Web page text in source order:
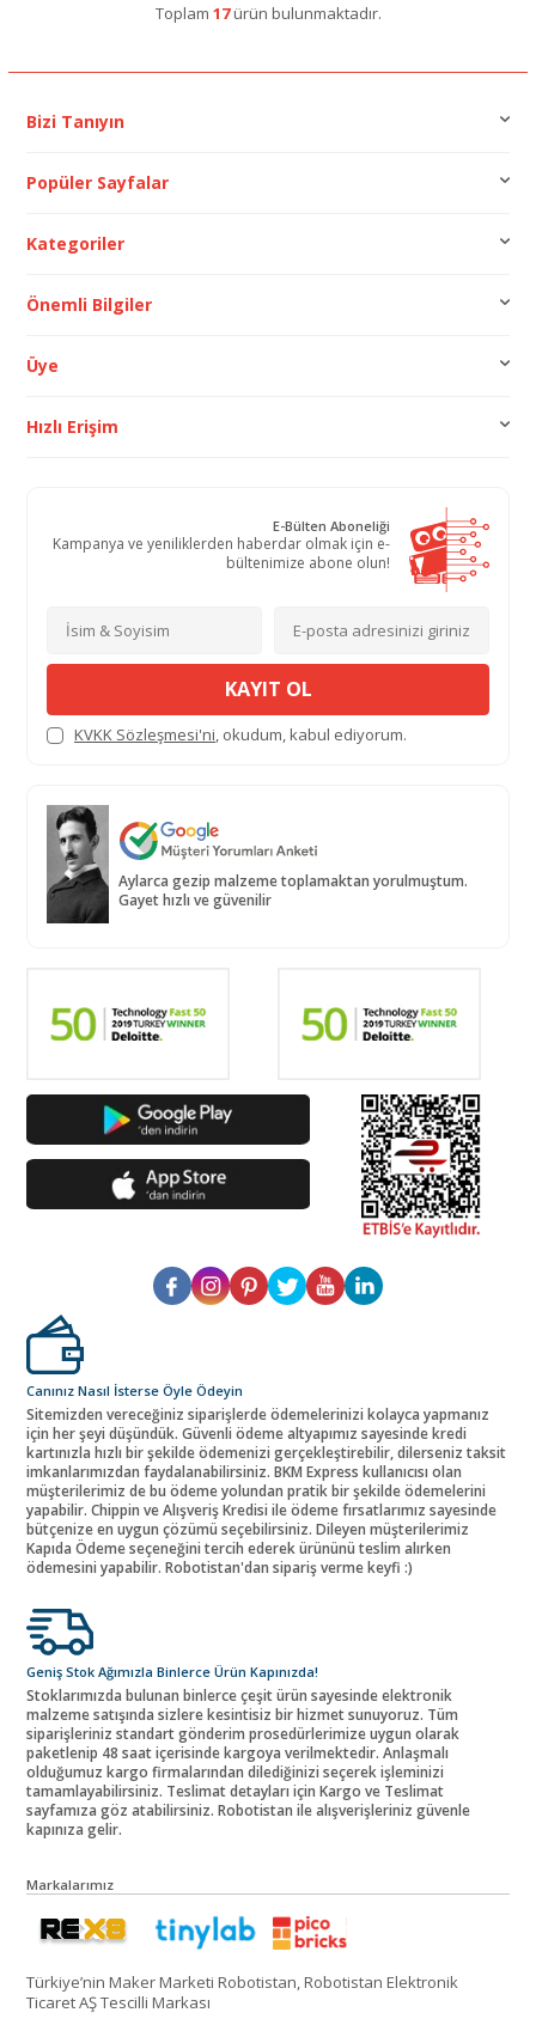
Toplam 17ürün bulunmaktadır.
Bizi Tanıyın
Popüler Sayfalar
Kategoriler
Önemli Bilgiler
Üye
Hızlı Erişim
E-Bülten Aboneliği
Kampanya ve yeniliklerden haberdar olmak için e-
bültenimize abone olun!
KAYIT OL
KVKK Sözleşmesi'ni, okudum, kabul ediyorum.
Aylarca gezip malzeme toplamaktan yorulmuştum.
Gayet hızlı ve güvenilir
Canınız Nasıl İsterse Öyle Ödeyin
Sitemizden vereceğiniz siparişlerde ödemelerinizi kolayca yapmanız
için her şeyi düşündük. Güvenli ödeme altyapımız sayesinde kredi
kartınızla hızlı bir şekilde ödemenizi gerçekleştirebilir, dilerseniz taksit
imkanlarımızdan faydalanabilirsiniz. BKM Express kullanıcısı olan
müşterilerimiz de bu ödeme yolundan pratik bir şekilde ödemelerini
yapabilir. Chippin ve Alışveriş Kredisi ile ödeme fırsatlarımız sayesinde
bütçenize en uygun çözümü seçebilirsiniz. Dileyen müşterilerimiz
Kapıda Ödeme seçeneğini tercih ederek ürününü teslim alırken
ödemesini yapabilir. Robotistan'dan sipariş verme keyfi :)
Geniş Stok Ağımızla Binlerce Ürün Kapınızda!
Stoklarımızda bulunan binlerce çeşit ürün sayesinde elektronik
malzeme satışında sizlere kesintisiz bir hizmet sunuyoruz. Tüm
siparişleriniz standart gönderim prosedürlerimize uygun olarak
paketlenip 48 saat içerisinde kargoya verilmektedir. Anlaşmalı
olduğumuz kargo firmalarından dilediğinizi seçerek işleminizi
tamamlayabilirsiniz. Teslimat detayları için Kargo ve Teslimat
sayfamıza göz atabilirsiniz. Robotistan ile alışverişleriniz güvenle
kapınıza gelir.
Markalarımız
Türkiye’nin Maker Marketi Robotistan, Robotistan Elektronik
Ticaret AŞ Tescilli Markası